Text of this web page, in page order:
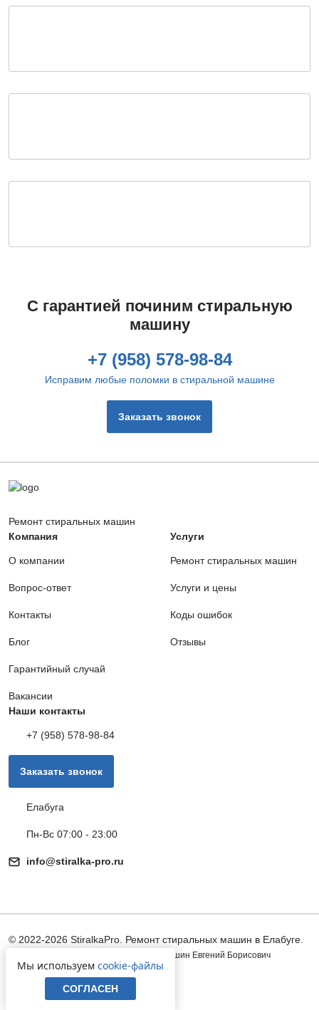
С гарантией починим стиральную
машину
+7 (958) 578-98-84
Исправим любые поломки в стиральной машине
Заказать звонок
Ремонт стиральных машин
Компания
О компании
Вопрос-ответ
Контакты
Блог
Гарантийный случай
Вакансии
Услуги
Ремонт стиральных машин
Услуги и цены
Коды ошибок
Отзывы
Наши контакты
+7 (958) 578-98-84
Заказать звонок
Елабуга
Пн-Вс 07:00 - 23:00
info@stiralka-pro.ru
© 2022-2026 StiralkaPro. Ремонт стиральных машин в Елабуге.
Индивидуальный предприниматель Лапшин Евгений Борисович
ОГРНИП: 312860226500089
Политика конфиденциальности
Мы используем cookie-файлы
СОГЛАСЕН